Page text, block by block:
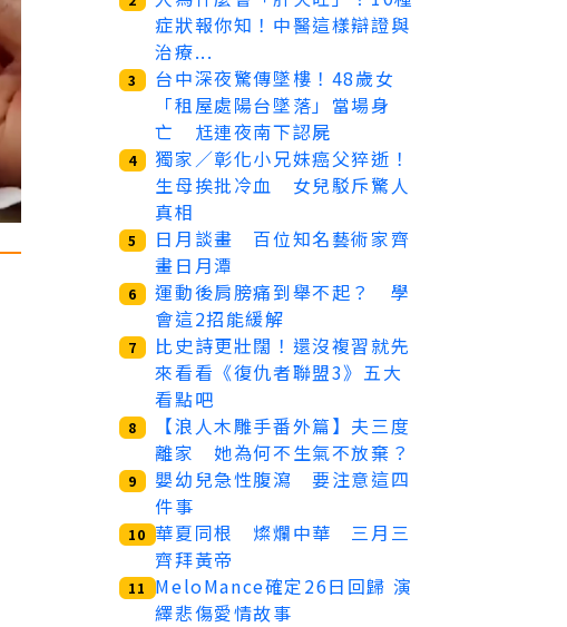
症狀報你知！中醫這樣辯證與
治療...
3
台中深夜驚傳墜樓！48歲女
「租屋處陽台墜落」當場身
亡 尪連夜南下認屍
4
獨家／彰化小兄妹癌父猝逝！
生母挨批冷血 女兒駁斥驚人
真相
5
日月談畫 百位知名藝術家齊
畫日月潭
6
運動後肩膀痛到舉不起？ 學
會這2招能緩解
7
比史詩更壯闊！還沒複習就先
來看看《復仇者聯盟3》五大
看點吧
8
【浪人木雕手番外篇】夫三度
離家 她為何不生氣不放棄？
9
嬰幼兒急性腹瀉 要注意這四
件事
10 華夏同根 燦爛中華 三月三
齊拜黃帝
11
MeloMance確定26日回歸 演
繹悲傷愛情故事